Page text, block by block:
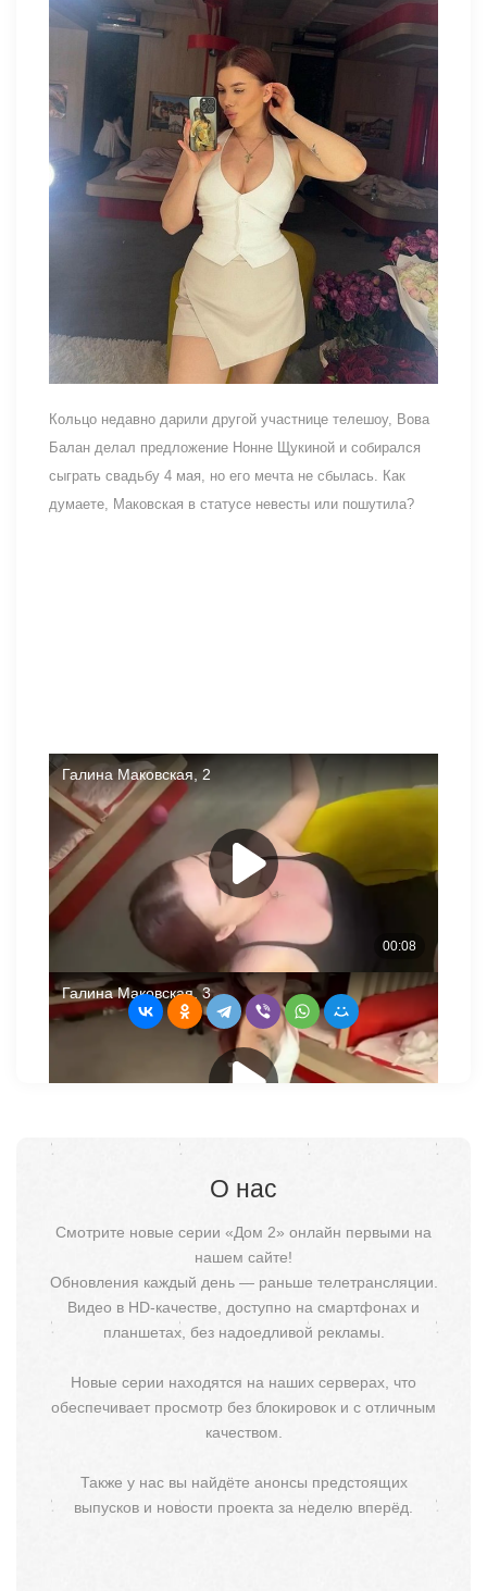
Кольцо недавно дарили другой участнице телешоу, Вова
Балан делал предложение Нонне Щукиной и собирался
сыграть свадьбу 4 мая, но его мечта не сбылась. Как
думаете, Маковская в статусе невесты или пошутила?
О нас
Смотрите новые серии «Дом 2» онлайн первыми на
нашем сайте!
Обновления каждый день — раньше телетрансляции.
Видео в HD-качестве, доступно на смартфонах и
планшетах, без надоедливой рекламы.
Новые серии находятся на наших серверах, что
обеспечивает просмотр без блокировок и с отличным
качеством.
Также у нас вы найдёте анонсы предстоящих
выпусков и новости проекта за неделю вперёд.